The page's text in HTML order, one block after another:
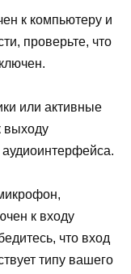
к компьютеру и
проверьте, что
или активные
выходу
к входу
что вход
типу вашего